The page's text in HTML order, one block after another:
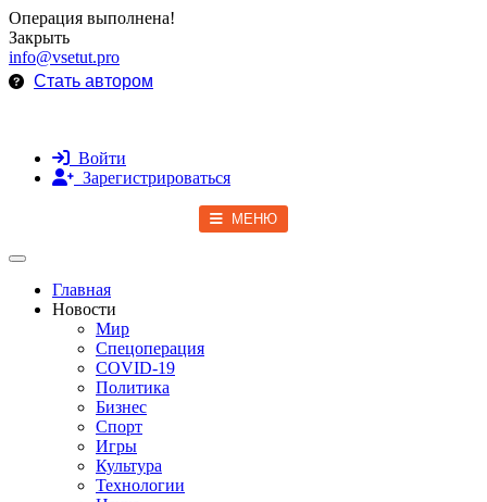
Операция выполнена!
Закрыть
info@vsetut.pro
Стать автором
Войти
Зарегистрироваться
МЕНЮ
Toggle navigation
Главная
Новости
Мир
Спецоперация
COVID-19
Политика
Бизнес
Спорт
Игры
Культура
Технологии